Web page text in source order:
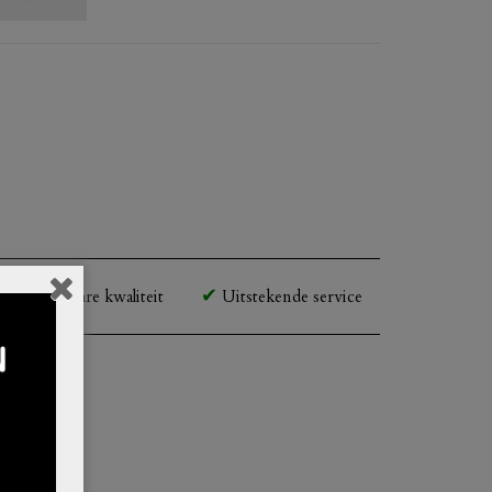
Betaalbare kwaliteit Uitstekende service